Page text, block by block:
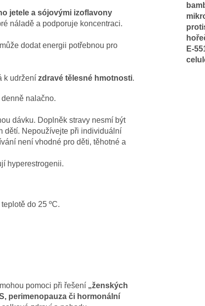
jetele a sójovými izoflavony
náladě a podporuje koncentraci.
dodat energii potřebnou pro
k udržení zdravé tělesné hmotnosti.
nalačno.
dávku. Doplněk stravy nesmí být
dětí. Nepoužívejte při individuální
není vhodné pro děti, těhotné a
hyperestrogenii.
do 25 ºC.
pomoci při řešení „ženských
perimenopauza či hormonální
E-